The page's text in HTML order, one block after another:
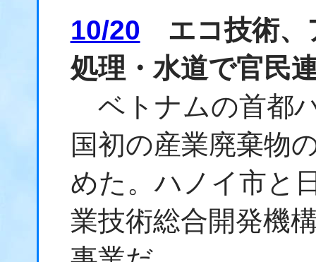
10/20 エコ技術、
処理・水道で官民
ベトナムの首都
国初の産業廃棄物
めた。ハノイ市と
業技術総合開発機